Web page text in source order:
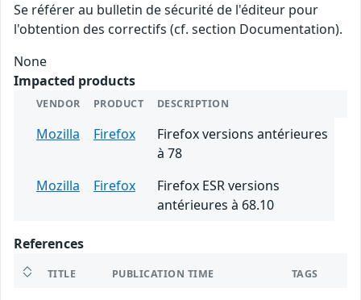
Se référer au bulletin de sécurité de l'éditeur pour
l'obtention des correctifs (cf. section Documentation).
None
Impacted products
VENDOR PRODUCT DESCRIPTION
Mozilla Firefox
Firefox versions antérieures
à 78
Mozilla
Firefox
Firefox ESR versions
antérieures à 68.10
References
TITLE PUBLICATION TIME TAGS